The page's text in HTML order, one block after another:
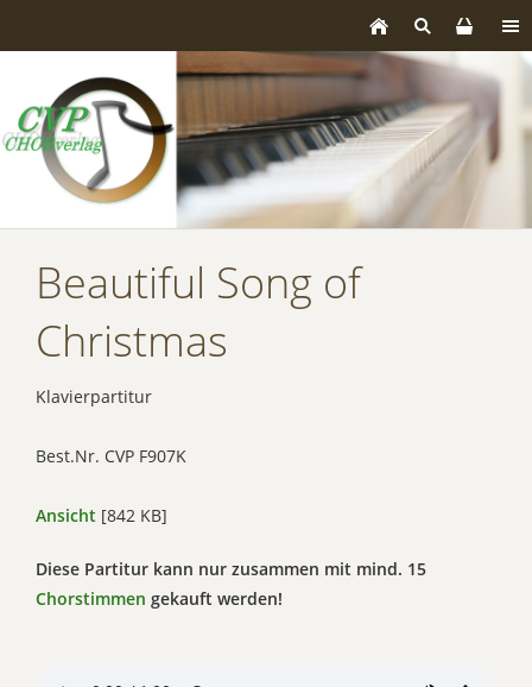
Beautiful Song of
Christmas
Klavierpartitur
Best.Nr. CVP F907K
Ansicht [842 KB]
Diese Partitur kann nur zusammen mit mind. 15
Chorstimmen gekauft werden!